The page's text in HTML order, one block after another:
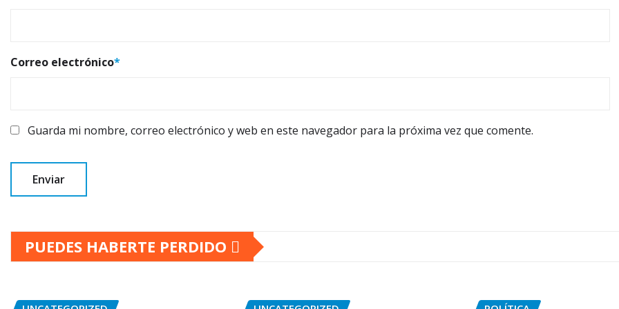
Correo electrónico*
Guarda mi nombre, correo electrónico y web en este navegador para la próxima vez que comente.
PUEDES HABERTE PERDIDO